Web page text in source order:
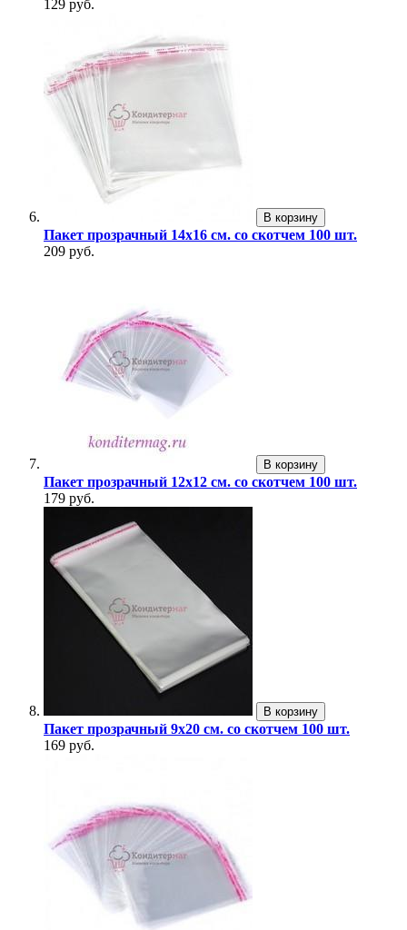
129 руб.
В корзину
Пакет прозрачный 14х16 см. со скотчем 100 шт.
209 руб.
В корзину
Пакет прозрачный 12х12 см. со скотчем 100 шт.
179 руб.
В корзину
Пакет прозрачный 9х20 см. со скотчем 100 шт.
169 руб.